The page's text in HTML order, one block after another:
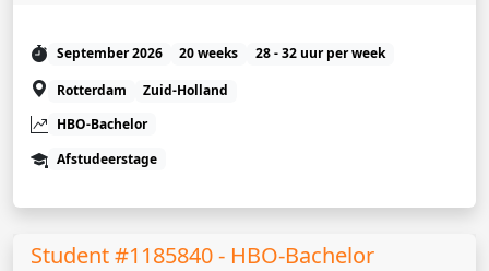
September 2026 20 weeks
28 - 32 uur per week
Rotterdam
Zuid-Holland
HBO-Bachelor
Afstudeerstage
Student #1185840 - HBO-Bachelor